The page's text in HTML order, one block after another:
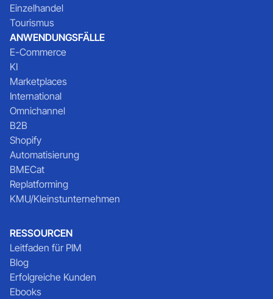
Einzelhandel
Tourismus
ANWENDUNGSFÄLLE
E-Commerce
KI
Marketplaces
International
Omnichannel
B2B
Shopify
Automatisierung
BMECat
Replatforming
KMU/Kleinstunternehmen
RESSOURCEN
Leitfaden für PIM
Blog
Erfolgreiche Kunden
Ebooks